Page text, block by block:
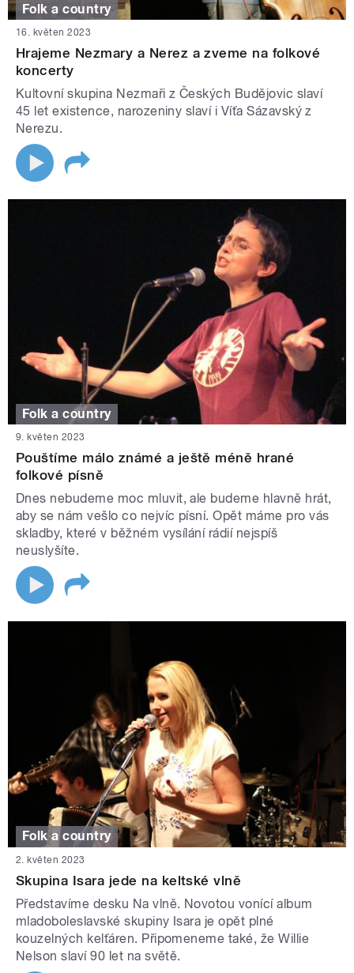
Folk a country
16. květen 2023
Hrajeme Nezmary a Nerez a zveme na folkové
koncerty
Kultovní skupina Nezmaři z Českých Budějovic slaví
45 let existence, narozeniny slaví i Víťa Sázavský z
Nerezu.
Folk a country
9. květen 2023
Pouštíme málo známé a ještě méně hrané
folkové písně
Dnes nebudeme moc mluvit, ale budeme hlavně hrát,
aby se nám vešlo co nejvíc písní. Opět máme pro vás
skladby, které v běžném vysílání rádií nejspíš
neuslyšíte.
Folk a country
2. květen 2023
Skupina Isara jede na keltské vlně
Představíme desku Na vlně. Novotou vonící album
mladoboleslavské skupiny Isara je opět plné
kouzelných kelťáren. Připomeneme také, že Willie
Nelson slaví 90 let na světě.